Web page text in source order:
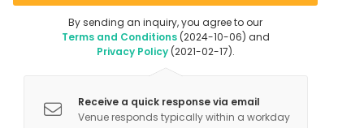
By sending an inquiry, you agree to our
Terms and Conditions(2024-10-06) and
Privacy Policy(2021-02-17).
Receive a quick response via email
Venue responds typically within a workday